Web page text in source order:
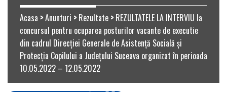
Acasa >Anunturi >Rezultate >REZULTATELE LA INTERVIU la
concursul pentru ocuparea posturilor vacante de executie
din cadrul Direcţiei Generale de Asistenţă Socială şi
Protecţia Copilului a Judeţului Suceava organizat în perioada
10.05.2022 – 12.05.2022